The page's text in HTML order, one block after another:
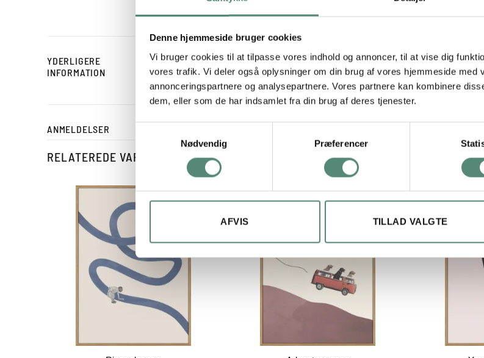
Denne hjemmeside bruger cookies
Vi bruger cookies til at tilpasse vores indhold og annoncer, til at vise dig
vores trafik. Vi deler også oplysninger om din brug af vores hjemmeside med
annonceringspartnere og analysepartnere. Vores partnere kan kombinere
dem, eller som de har indsamlet fra din brug af deres tjenester.
Nødvendig
Præferencer
AFVIS TILLAD VALGTE
YDERLIGERE
INFORMATION
STØRRELSE 29,7×42 cm, 42×59,4 cm, 50×70 cm
ANMELDELSER
RELATEREDE VARER